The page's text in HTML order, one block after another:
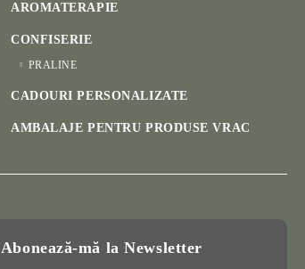
AROMATERAPIE
CONFISERIE
PRALINE
CADOURI PERSONALIZATE
AMBALAJE PENTRU PRODUSE VRAC
Abonează-mă la Newsletter